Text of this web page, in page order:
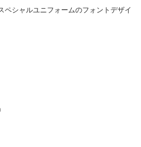
ペシャルユニフォームのフォントデザイ